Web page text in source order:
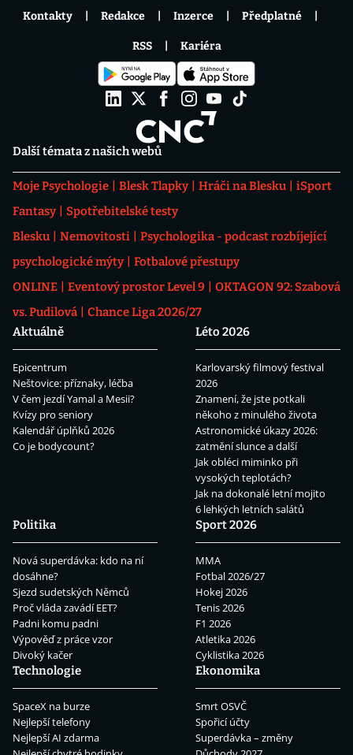
Další témata z našich webů
Moje Psychologie Blesk Tlapky Hráči na Blesku
iSport
Fantasy
Spotřebitelské testy
Blesku
Nemovitosti
Psychologika - podcast rozbíjející
psychologické mýty
Fotbalové přestupy
ONLINE
Eventový prostor Level 9
OKTAGON 92: Szabová
vs. Pudilová
Chance Liga 2026/27
Aktuálně
Epicentrum
Neštovice: příznaky, léčba
V čem jezdí Yamal a Mesii?
Kvízy pro seniory
Kalendář úplňků 2026
Co je bodycount?
Léto 2026
Karlovarský filmový festival
2026
Znamení, že jste potkali
někoho z minulého života
Astronomické úkazy 2026:
zatmění slunce a další
Jak obléci miminko při
vysokých teplotách?
Jak na dokonalé letní mojito
6 lehkých letních salátů
Politika
Nová superdávka: kdo na ní
dosáhne?
Sjezd sudetských Němců
Proč vláda zavádí EET?
Padni komu padni
Výpověď z práce vzor
Divoký kačer
Sport 2026
MMA
Fotbal 2026/27
Hokej 2026
Tenis 2026
F1 2026
Atletika 2026
Cyklistika 2026
Technologie
SpaceX na burze
Nejlepší telefony
Nejlepší AI zdarma
Ekonomika
Smrt OSVČ
Spořicí účty
Superdávka – změny
Kontakty Redakce Inzerce Předplatné
RSS Kariéra